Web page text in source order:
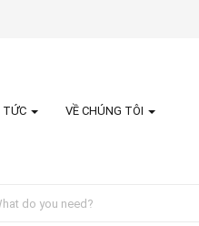
TỨC VỀ CHÚNG TÔI